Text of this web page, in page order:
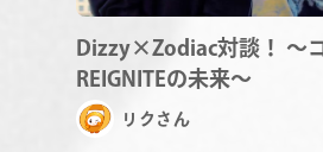
Dizzy×Zodiac対談！ ～
REIGNITEの未来～
リクさん